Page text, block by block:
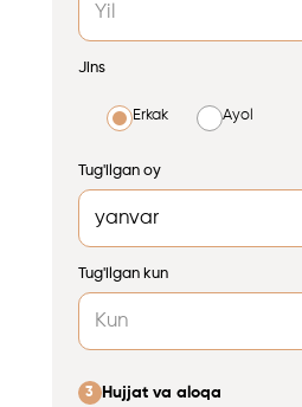
Jins
Erkak Ayol
Tug'ilgan oy
Tug'ilgan kun
3 Hujjat va aloqa